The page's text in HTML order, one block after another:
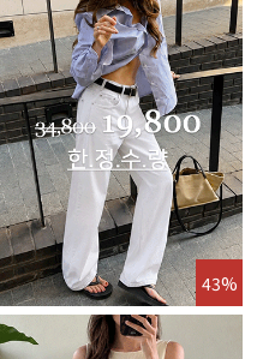
43%